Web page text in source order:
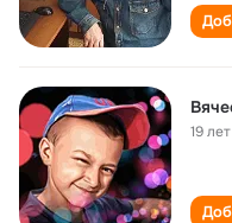
19 лет